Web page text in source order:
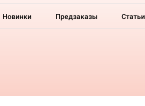
Новинки Предзаказы Статьи